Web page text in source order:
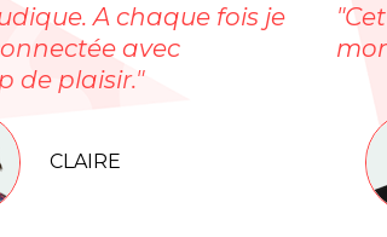
A chaque fois je
avec
de plaisir."
CLAIRE